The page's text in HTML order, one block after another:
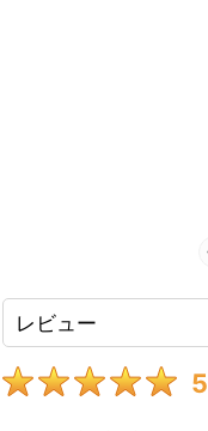
レビュー